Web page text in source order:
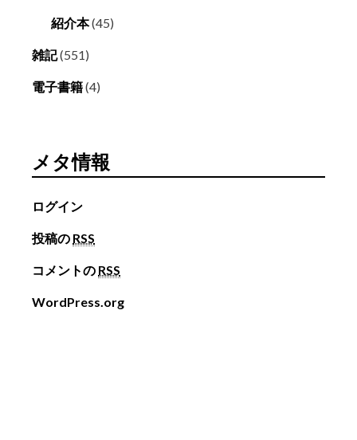
紹介本(45)
雑記(551)
電子書籍(4)
メタ情報
ログイン
投稿の RSS
コメントの RSS
WordPress.org